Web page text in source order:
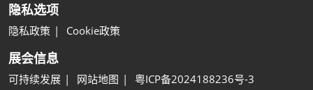
隐私选项
隐私政策 Cookie政策
展会信息
可持续发展 网站地图 粤ICP备2024188236号-3